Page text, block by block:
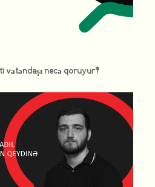
vətəndaşı necə qoruyur?